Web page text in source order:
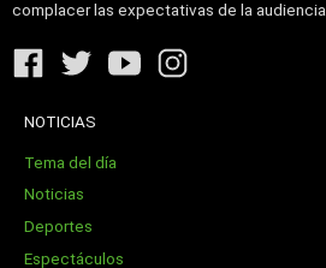
complacer las expectativas de la
NOTICIAS
Tema del día
Noticias
Deportes
Espectáculos